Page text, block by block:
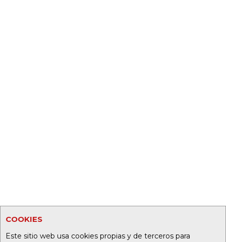
COOKIES
Este sitio web usa cookies propias y de terceros para